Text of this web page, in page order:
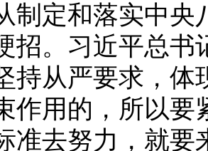
制定和落实中
招。习近平总书
持从严要求，体
作用的，所以要
准去努力，就